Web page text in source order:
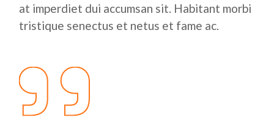
at imperdiet dui accumsan sit. Habitant morbi
tristique senectus et netus et fame ac.